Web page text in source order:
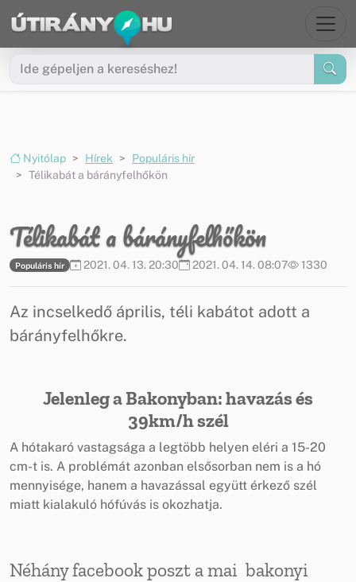
Ugrás a menüre
Ugrás a tartalomra
Nyitólap Hírek
Populáris hír
Télikabát a bárányfelhőkön
Télikabát a bárányfelhőkön
Populáris hír 2021. 04. 13. 20:30 2021. 04. 14. 08:07 1330
Az incselkedő április, téli kabátot adott a
bárányfelhőkre.
Jelenleg a Bakonyban: havazás és
39km/h szél
A hótakaró vastagsága a legtöbb helyen eléri a 15-20
cm-t is. A problémát azonban elsősorban nem is a hó
mennyisége, hanem a havazással együtt érkező szél
miatt kialakuló hófúvás is okozhatja.
Néhány facebook poszt a mai bakonyi